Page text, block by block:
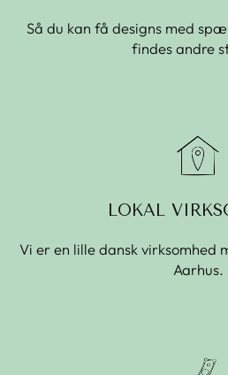
Så du kan få designs med
findes andre
LOKAL
Vi er en lille dansk virksomhed
Aarhus.